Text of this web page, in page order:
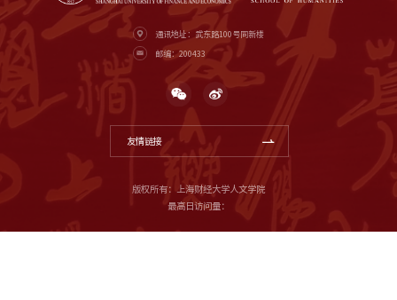
通讯地址：武东路100号同新楼
邮编：200433
友情链接
版权所有：上海财经大学人文学院
最高日访问量：